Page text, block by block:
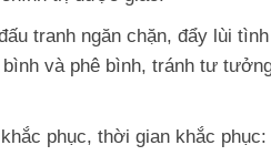
tranh ngăn chặn, đẩy lùi
và phê bình, tránh tư
phục, thời gian khắc phục: